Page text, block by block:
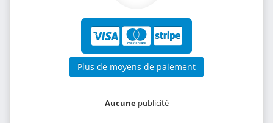
Plus de moyens de paiement
Aucunepublicité